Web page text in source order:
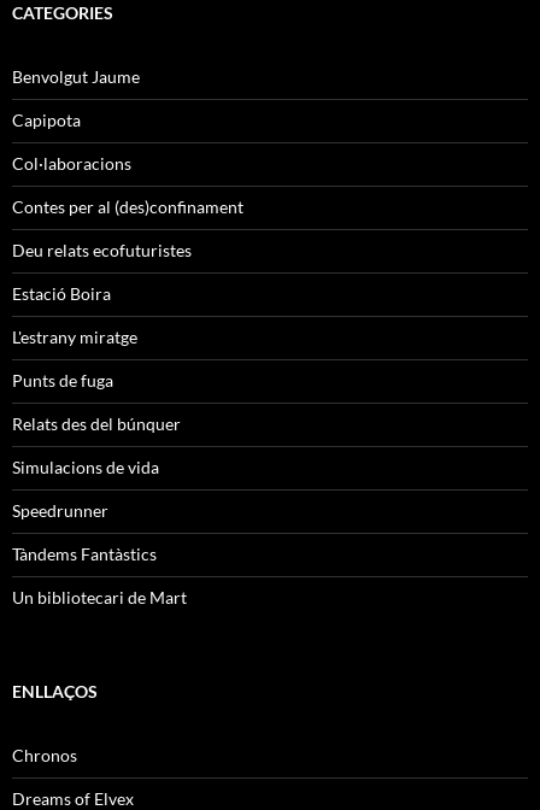
CATEGORIES
Benvolgut Jaume
Capipota
Col·laboracions
Contes per al (des)confinament
Deu relats ecofuturistes
Estació Boira
L'estrany miratge
Punts de fuga
Relats des del búnquer
Simulacions de vida
Speedrunner
Tàndems Fantàstics
Un bibliotecari de Mart
ENLLAÇOS
Chronos
Dreams of Elvex